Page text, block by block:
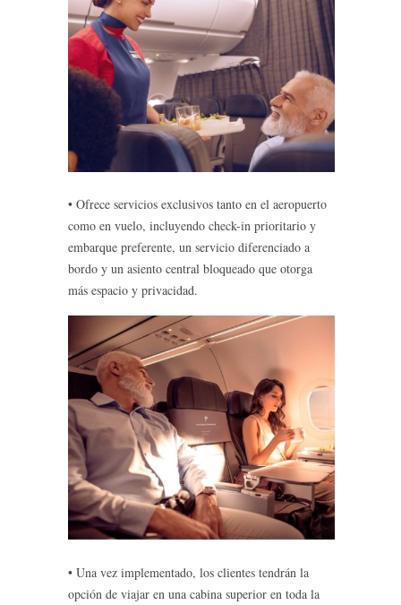
• Ofrece servicios exclusivos tanto en el aeropuerto
como en vuelo, incluyendo check-in prioritario y
embarque preferente, un servicio diferenciado a
bordo y un asiento central bloqueado que otorga
más espacio y privacidad.
• Una vez implementado, los clientes tendrán la
opción de viajar en una cabina superior en toda la